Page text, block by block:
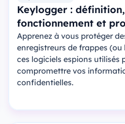
Keylogger : définition,
fonctionnement et
Apprenez à vous protéger
enregistreurs de frappes (ou
ces logiciels espions utilisés
compromettre vos
confidentielles.